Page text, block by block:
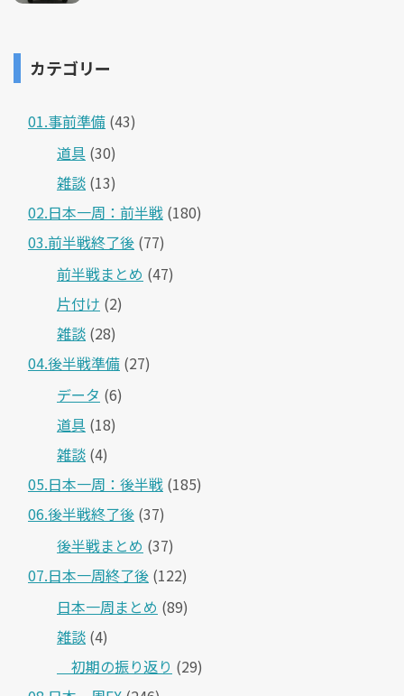
カテゴリー
01.事前準備 (43)
道具 (30)
雑談 (13)
02.日本一周：前半戦 (180)
03.前半戦終了後 (77)
前半戦まとめ (47)
片付け (2)
雑談 (28)
04.後半戦準備 (27)
データ (6)
道具 (18)
雑談 (4)
05.日本一周：後半戦 (185)
06.後半戦終了後 (37)
後半戦まとめ (37)
07.日本一周終了後 (122)
日本一周まとめ (89)
雑談 (4)
＿初期の振り返り (29)